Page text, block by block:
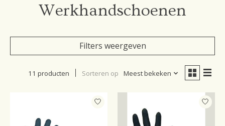
Werkhandschoenen
Filters weergeven
11 producten Sorteren op Meest bekeken